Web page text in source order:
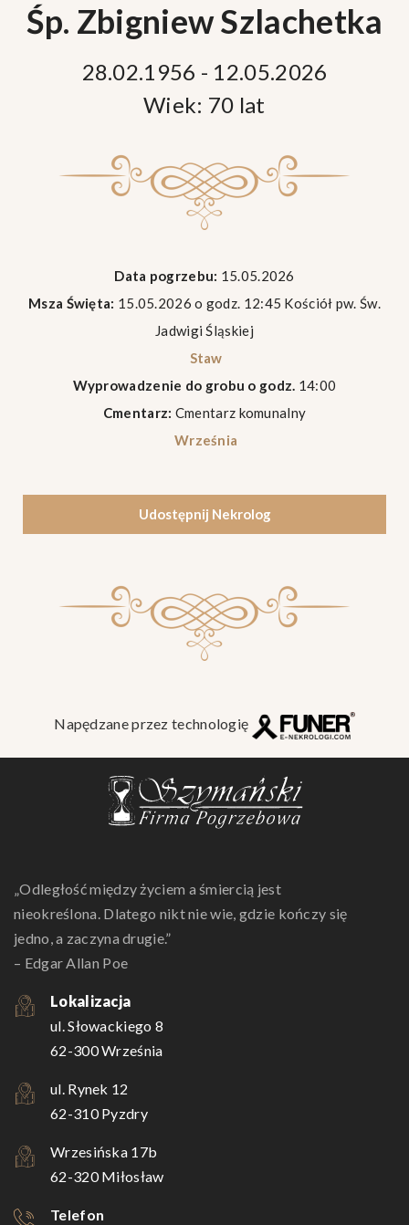
Śp. Zbigniew Szlachetka
28.02.1956 - 12.05.2026
Wiek: 70 lat
Data pogrzebu: 15.05.2026
Msza Święta: 15.05.2026 o godz. 12:45 Kościół pw. Św.
Jadwigi Śląskiej
Staw
Wyprowadzenie do grobu o godz. 14:00
Cmentarz: Cmentarz komunalny
Września
Udostępnij Nekrolog
Napędzane przez technologię
„Odległość między życiem a śmiercią jest
nieokreślona. Dlatego nikt nie wie, gdzie kończy się
jedno, a zaczyna drugie.”
– Edgar Allan Poe
Lokalizacja
ul. Słowackiego 8
62-300 Września
ul. Rynek 12
62-310 Pyzdry
Wrzesińska 17b
62-320 Miłosław
Telefon